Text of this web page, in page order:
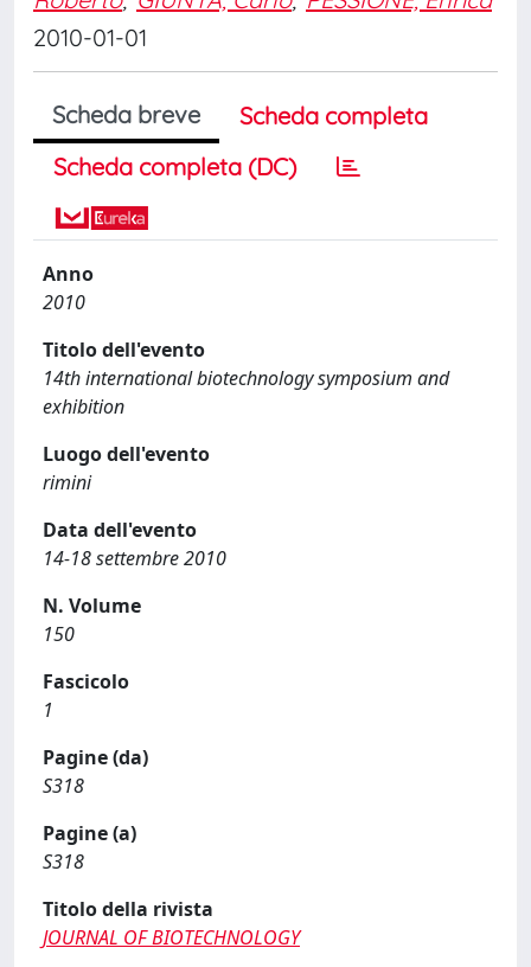
2010-01-01
Scheda breve
Scheda completa
Scheda completa (DC)
Anno
2010
Titolo dell'evento
14th international biotechnology symposium and
exhibition
Luogo dell'evento
rimini
Data dell'evento
14-18 settembre 2010
N. Volume
150
Fascicolo
1
Pagine (da)
S318
Pagine (a)
S318
Titolo della rivista
JOURNAL OF BIOTECHNOLOGY